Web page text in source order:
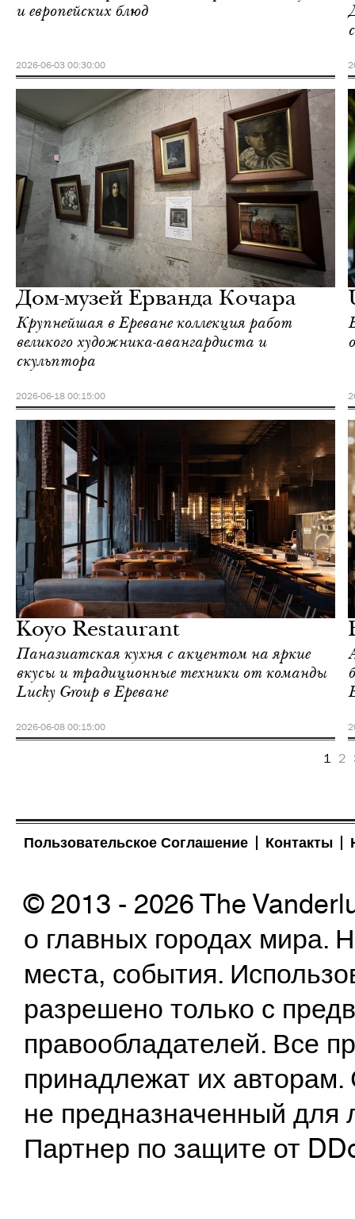
и европейских блюд
2026-06-03 00:30:00
Дом-музей Ерванда Кочара
Крупнейшая в Ереване коллекция работ
великого художника-авангардиста и
скульптора
2026-06-18 00:15:00
Guide
Koyo Restaurant
Паназиатская кухня с акцентом на яркие
вкусы и традиционные техники от команды
Lucky Group в Ереване
2026-06-08 00:15:00
Guide
1 2
Пользовательское Соглашение Контакты
© 2013 - 2026 The
о главных городах
места, события.
разрешено только с
правообладателей. Все
принадлежат их
не предназначенный
Партнер по защите от